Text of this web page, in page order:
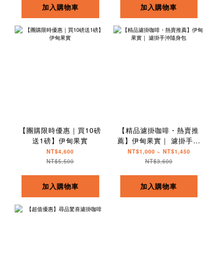
加入購物車 加入購物車
【團購限時優惠｜買10磅
送1磅】伊甸果實
NT$4,600
NT$5,500
加入購物車
【精品濾掛咖啡・熱賣推
薦】伊甸果實｜ 濾掛手沖
隨身包
NT$1,000 ~ NT$1,450
NT$3,600
加入購物車